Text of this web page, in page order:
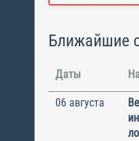
Ближайшие
Даты
06 августа